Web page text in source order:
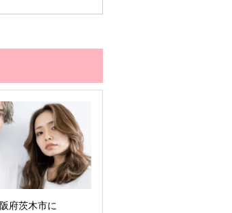
府茨木市に